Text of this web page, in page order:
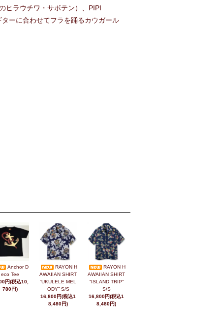
ヒラウチワ・サボテン）、PIPI
ーに合わせてフラを踊るカウガール
Anchor D
eco Tee
円(税込10,
780円)
RAYON H
AWAIIAN SHIRT
“UKULELE MEL
ODY” S/S
16,800円(税込1
8,480円)
RAYON H
AWAIIAN SHIRT
“ISLAND TRIP”
S/S
16,800円(税込1
8,480円)